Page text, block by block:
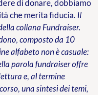
di donare, dobbiamo
che merita fiducia. Il
collana Fundraiser.
composto da 10
alfabeto non è casuale:
parola fundraiser offre
e, al termine
una sintesi dei temi,